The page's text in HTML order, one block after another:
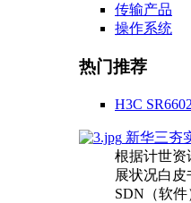
传输产品
操作系统
热门推荐
H3C
新华三夯
根据计世资
展状况白皮
SDN（软